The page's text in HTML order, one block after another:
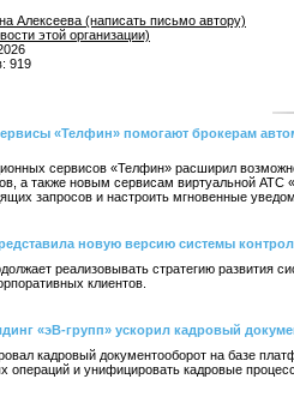
Алексеева (написать письмо автору)
этой организации)
919
«Телфин» помогают брокерам
сервисов «Телфин» расширил
а также новым сервисам виртуальной
запросов и настроить мгновенные
новую версию системы
реализовывать стратегию развития
клиентов.
«эВ-групп» ускорил кадровый
кадровый документооборот на базе
операций и унифицировать кадровые